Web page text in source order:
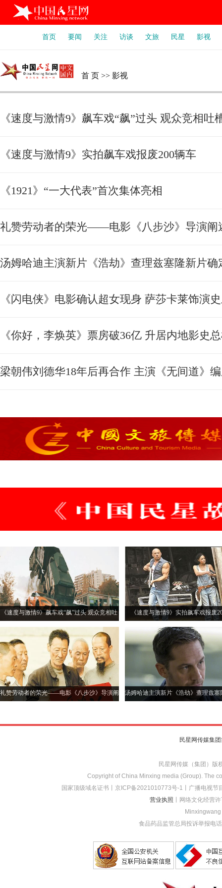
首页 要闻 关注 访谈 文旅 民星 影视
首 页 >> 影视
《速度与激情9》飙车戏“飙”过头 观众竞相吐
《速度与激情9》实拍飙车戏报废200辆车
《1921》“一大代表”首次集体亮相
礼赞劳动者的荣光——电影《八步沙》导演阐
汤姆哈迪主演新片《浩劫》查理兹塞隆新片
《闪电侠》电影确认超女现身 萨莎卡莱饰演
《你好，李焕英》票房破36亿 升居内地影史
梁朝伟刘德华18年后再合作 主演《无间道》
《速度与激情9》飙车戏“飙”过头 观众竞相吐
槽
《速度与激情9》实拍飙车戏报废
礼赞劳动者的荣光——电影《八步沙》导演阐
汤姆哈迪主演新片《浩劫》查理兹塞
民星网传媒集
民星网传媒（集团）版
Copyright of China Minxing media (Group). The
国家顶级域名证书
丨京ICP备2021010773号-1
广播电视节
营业执照 丨网络文化经营
食品药品监管总局投诉举报电